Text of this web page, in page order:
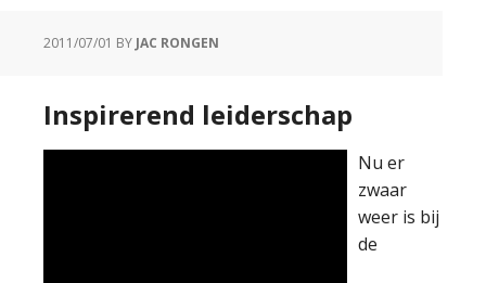
2011/07/01 BY JAC RONGEN
Inspirerend leiderschap
Nu er
zwaar
weer is bij
de